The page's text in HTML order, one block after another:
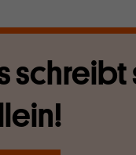
schreibt